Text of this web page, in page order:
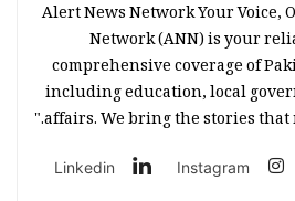
Alert News Network Your Voice,
Network (ANN) is your
comprehensive coverage of
including education, local
affairs. We bring the stories that
Instagram
Linkedin